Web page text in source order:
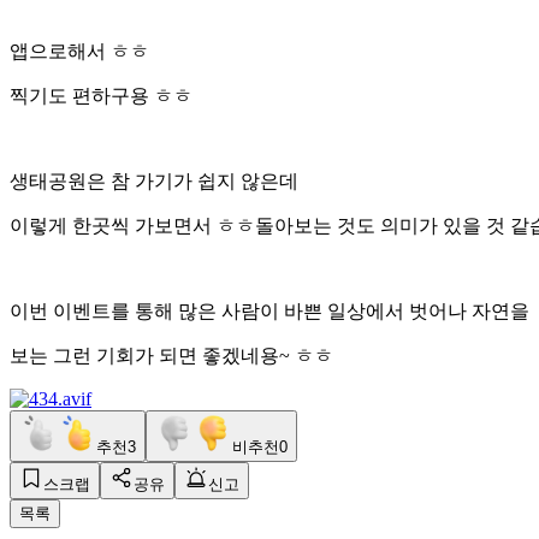
앱으로해서 ㅎㅎ
찍기도 편하구용 ㅎㅎ
생태공원은 참 가기가 쉽지 않은데
이렇게 한곳씩 가보면서 ㅎㅎ돌아보는 것도 의미가 있을 것 같
이번 이벤트를 통해 많은 사람이 바쁜 일상에서 벗어나 자연을
보는 그런 기회가 되면 좋겠네용~ ㅎㅎ
추천3 비추천0
스크랩 공유
신고
목록